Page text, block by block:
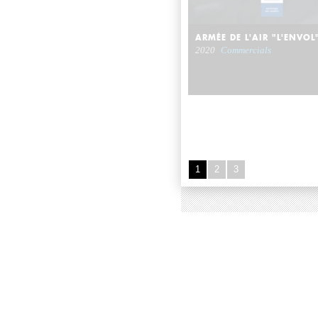
ARMÉE DE L'AIR
2020 Commercials
1 2 3